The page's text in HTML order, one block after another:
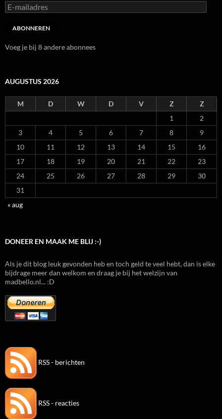
E-
mailadres
ABONNEREN
Voeg je bij 8 andere abonnees
AUGUSTUS 2026
M D W D V Z
Z
1
2
3
4 5 6 7 8
9
10
11 12 13 14 15
16
17
18 19 20 21 22
23
24
25 26 27 28 29
30
31
« aug
DONEER EN MAAK ME BLIJ :-)
Als je dit blog leuk gevonden heb en toch geld te veel hebt, dan is elke
bijdrage meer dan welkom en draag je bij het welzijn van
madbello.nl... :D
RSS - berichten
RSS - reacties